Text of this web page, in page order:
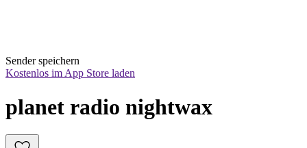
Sender speichern
Kostenlos im App Store laden
planet radio nightwax